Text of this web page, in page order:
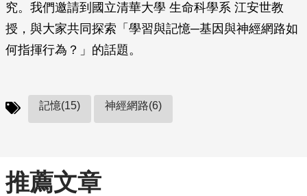
究。我們邀請到國立清華大學 生命科學系 江安世教
授，與大家共同探索「學習與記憶─基因與神經網路如
何指揮行為？」的話題。
記憶(15) 神經網路(6)
推薦文章